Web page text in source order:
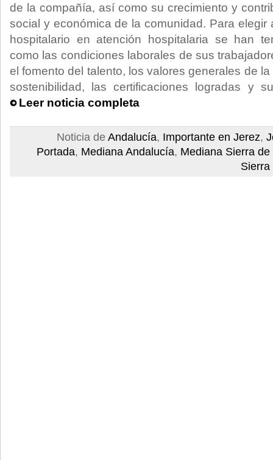
de la compañía, así como su crecimiento y
social y económica de la comunidad. Para elegir
hospitalario en atención hospitalaria se han
como las condiciones laborales de sus
el fomento del talento, los valores generales de
sostenibilidad, las certificaciones logradas y
Leer noticia completa
Noticia de Andalucía, Importante en Jerez,
Portada, Mediana Andalucía, Mediana Sierra de
Sierra